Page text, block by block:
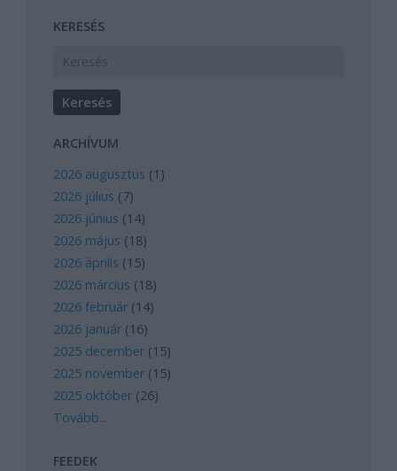
KERESÉS
ARCHÍVUM
2026 augusztus (1 )
2026 július (7)
2026 június (14)
2026 május (18)
2026 április (15)
2026 március (18)
2026 február (14)
2026 január (16)
2025 december (15)
2025 november (15)
2025 október (26)
Tovább...
FEEDEK